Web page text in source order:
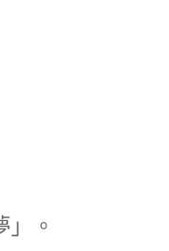
。